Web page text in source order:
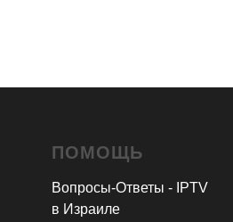
ПОМОЩЬ
Вопросы-Ответы - IPTV
в Израиле